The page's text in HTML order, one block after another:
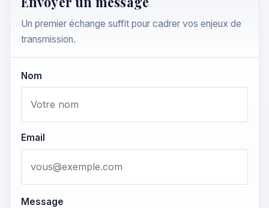
Un premier échange suffit pour cadrer vos enjeux de
transmission.
Nom
Email
Message